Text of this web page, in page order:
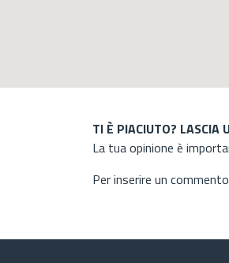
TI È PIACIUTO? LASCIA
La tua opinione è
Per inserire un